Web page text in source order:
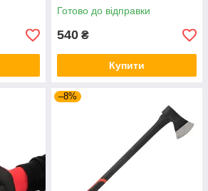
Готово до відправки
540 ₴
Купити
–8%